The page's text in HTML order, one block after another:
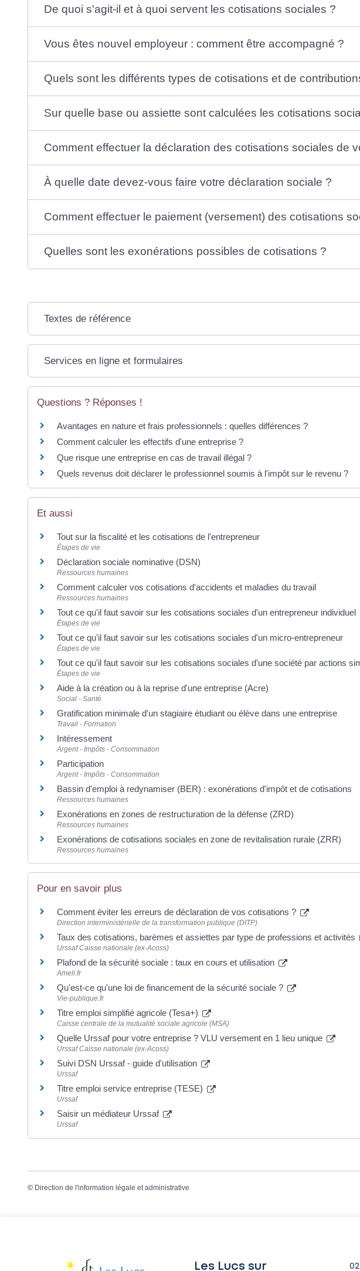
De quoi s'agit-il et à quoi servent les cotisations sociales ?
Vous êtes nouvel employeur : comment être accompagné ?
Quels sont les différents types de cotisations et de
Sur quelle base ou assiette sont calculées les cotisations
Comment effectuer la déclaration des cotisations sociales de
À quelle date devez-vous faire votre déclaration sociale ?
Comment effectuer le paiement (versement) des cotisations
Quelles sont les exonérations possibles de cotisations ?
Textes de référence
Services en ligne et formulaires
Questions ? Réponses !
Avantages en nature et frais professionnels : quelles différences ?
Comment calculer les effectifs d'une entreprise ?
Que risque une entreprise en cas de travail illégal ?
Quels revenus doit déclarer le professionnel soumis à l'impôt sur le revenu ?
Et aussi
Tout sur la fiscalité et les cotisations de l'entrepreneur
Étapes de vie
Déclaration sociale nominative (DSN)
Ressources humaines
Comment calculer vos cotisations d'accidents et maladies du travail
Ressources humaines
Tout ce qu'il faut savoir sur les cotisations sociales d'un entrepreneur individuel
Étapes de vie
Tout ce qu'il faut savoir sur les cotisations sociales d'un micro-entrepreneur
Étapes de vie
Tout ce qu'il faut savoir sur les cotisations sociales d'une société par actions
Étapes de vie
Aide à la création ou à la reprise d'une entreprise (Acre)
Social - Santé
Gratification minimale d'un stagiaire étudiant ou élève dans une entreprise
Travail - Formation
Intéressement
Argent - Impôts - Consommation
Participation
Argent - Impôts - Consommation
Bassin d'emploi à redynamiser (BER) : exonérations d'impôt et de cotisations
Ressources humaines
Exonérations en zones de restructuration de la défense (ZRD)
Ressources humaines
Exonérations de cotisations sociales en zone de revitalisation rurale (ZRR)
Ressources humaines
Pour en savoir plus
Comment éviter les erreurs de déclaration de vos cotisations ?
Direction interministérielle de la transformation publique (DITP)
Taux des cotisations, barèmes et assiettes par type de professions et activités
Urssaf Caisse nationale (ex-Acoss)
Plafond de la sécurité sociale : taux en cours et utilisation
Ameli.fr
Qu'est-ce qu'une loi de financement de la sécurité sociale ?
Vie-publique.fr
Titre emploi simplifié agricole (Tesa+)
Caisse centrale de la mutualité sociale agricole (MSA)
Quelle Urssaf pour votre entreprise ? VLU versement en 1 lieu unique
Urssaf Caisse nationale (ex-Acoss)
Suivi DSN Urssaf - guide d'utilisation
Urssaf
Titre emploi service entreprise (TESE)
Urssaf
Saisir un médiateur Urssaf
Urssaf
© Direction de l'information légale et administrative
Les Lucs sur 02